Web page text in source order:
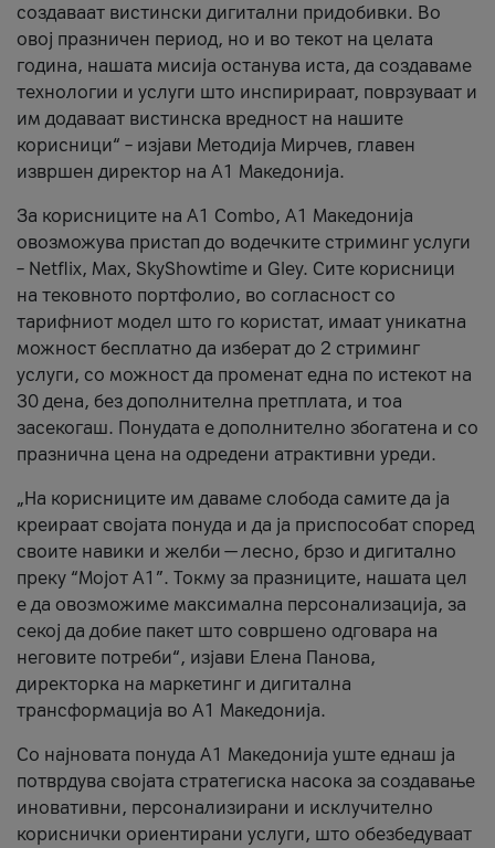
создаваат вистински дигитални придобивки. Во
овој празничен период, но и во текот на целата
година, нашата мисија останува иста, да создаваме
технологии и услуги што инспирираат, поврзуваат и
им додаваат вистинска вредност на нашите
корисници“ – изјави Методија Мирчев, главен
извршен директор на А1 Македонија.
За корисниците на A1 Combo, А1 Македонија
овозможува пристап до водечките стриминг услуги
– Netflix, Max, SkyShowtime и Gley. Сите корисници
на тековното портфолио, во согласност со
тарифниот модел што го користат, имаат уникатна
можност бесплатно да изберат до 2 стриминг
услуги, со можност да променат една по истекот на
30 дена, без дополнителна претплата, и тоа
засекогаш. Понудата е дополнително збогатена и со
празнична цена на одредени атрактивни уреди.
„На корисниците им даваме слобода самите да ја
креираат својата понуда и да ја приспособат според
своите навики и желби — лесно, брзо и дигитално
преку “Мојот А1”. Токму за празниците, нашата цел
е да овозможиме максимална персонализација, за
секој да добие пакет што совршено одговара на
неговите потреби“, изјави Елена Панова,
директорка на маркетинг и дигитална
трансформација во А1 Македонија.
Со најновата понуда А1 Македонија уште еднаш ја
потврдува својата стратегиска насока за создавање
иновативни, персонализирани и исклучително
кориснички ориентирани услуги, што обезбедуваат